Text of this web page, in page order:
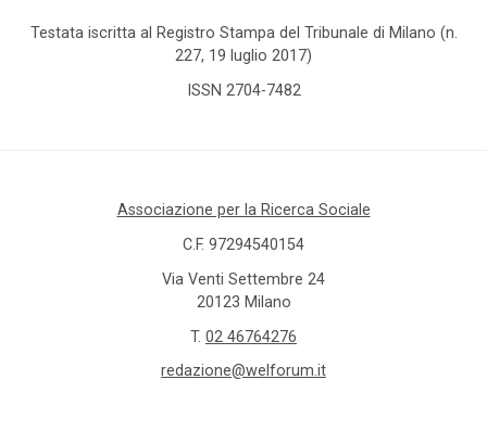
Testata iscritta al Registro Stampa del Tribunale di Milano (n.
227, 19 luglio 2017)
ISSN 2704-7482
Associazione per la Ricerca Sociale
C.F. 97294540154
Via Venti Settembre 24
20123 Milano
T. 02 46764276
redazione@welforum.it